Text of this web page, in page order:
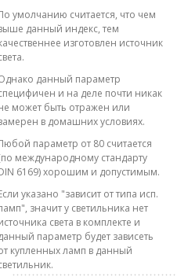
умолчанию считается, что чем
данный индекс, тем
изготовлен источник
данный параметр
и на деле почти никак
может быть отражен или
в домашних условиях.
параметр от 80 считается
международному стандарту
6169) хорошим и допустимым.
указано "зависит от типа исп.
значит у светильника нет
света в комплекте и
параметр будет зависеть
купленных ламп в данный